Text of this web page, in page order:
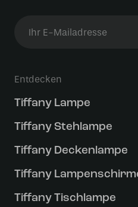
Entdecken
Tiffany Lampe
Tiffany Stehlampe
Tiffany Deckenlampe
Tiffany
Tiffany Tischlampe